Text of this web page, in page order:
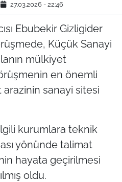
27.03.2026 - 22:46
Ebubekir Gizligider
Küçük Sanayi
mülkiyet
en önemli
arazinin sanayi sitesi
kurumlara teknik
yönünde talimat
hayata geçirilmesi
oldu.